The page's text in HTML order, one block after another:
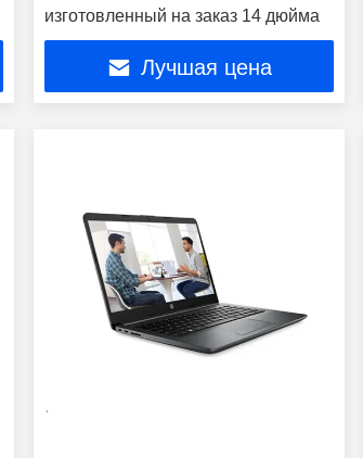
изготовленный на заказ 14 дюйма
Лучшая цена